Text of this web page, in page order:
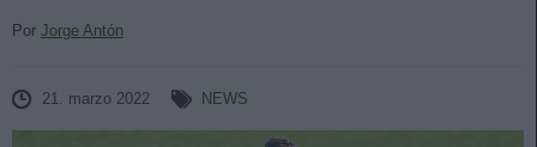
Por Jorge Antón
21. marzo 2022 NEWS